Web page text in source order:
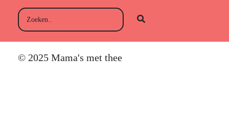
© 2025 Mama's met thee